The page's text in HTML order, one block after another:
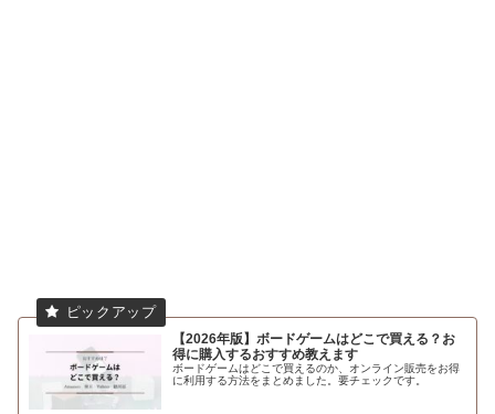
【2026年版】ボードゲームはどこで買える？お
得に購入するおすすめ教えます
ボードゲームはどこで買えるのか、オンライン販売をお得
に利用する方法をまとめました。要チェックです。